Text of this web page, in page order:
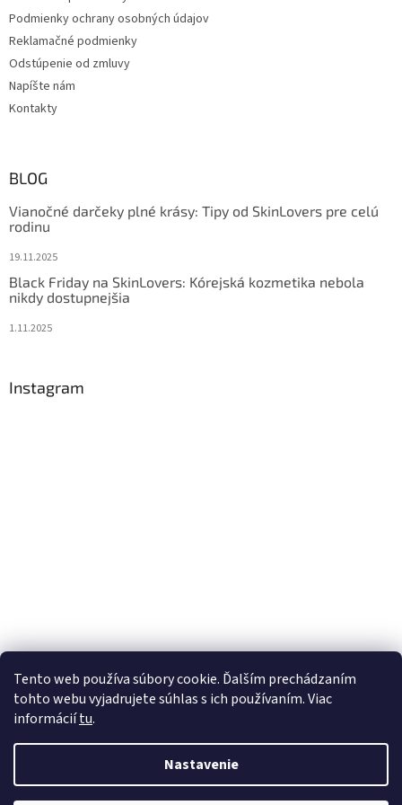
Tento web používa súbory cookie. Ďalším prechádzaním
tohto webu vyjadrujete súhlas s ich používaním. Viac
informáciítu.
Nastavenie
Podmienky ochrany osobných údajov
Reklamačné podmienky
Odstúpenie od zmluvy
Napíšte nám
Kontakty
BLOG
Vianočné darčeky plné krásy: Tipy od SkinLovers pre celú
rodinu
19.11.2025
Black Friday na SkinLovers: Kórejská kozmetika nebola
nikdy dostupnejšia
1.11.2025
Instagram
Sledovať na Instagrame
Vytvoril Shoptet